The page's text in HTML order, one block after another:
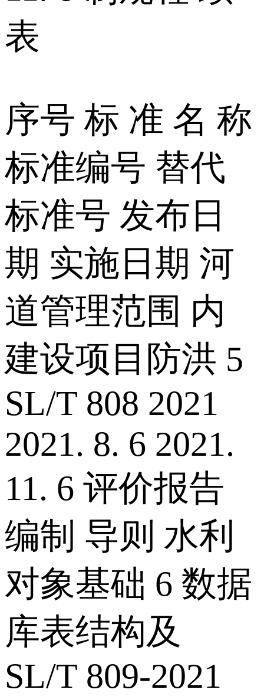
表
序号 标 准 名 称
标准编号 替代
标准号 发布日
期 实施日期 河
道管理范围 内
建设项目防洪 5
SL/T 808 2021
2021. 8. 6 2021.
11. 6 评价报告
编制 导则 水利
对象基础 6 数据
库表结构及
SL/T 809-2021